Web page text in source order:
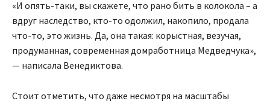
«И опять-таки, вы скажете, что рано бить в колокола – а
вдруг наследство, кто-то одолжил, накопило, продала
что-то, это жизнь. Да, она такая: корыстная, везучая,
продуманная, современная домработница Медведчука»,
— написала Венедиктова.
Стоит отметить, что даже несмотря на масштабы